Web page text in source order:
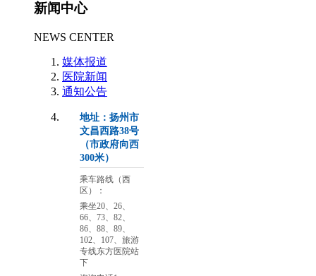
新闻中心
NEWS CENTER
媒体报道
医院新闻
通知公告
地址：扬州市
文昌西路38号
（市政府向西
300米）
乘车路线（西
区）：
乘坐20、26、
66、73、82、
86、88、89、
102、107、旅游
专线东方医院站
下